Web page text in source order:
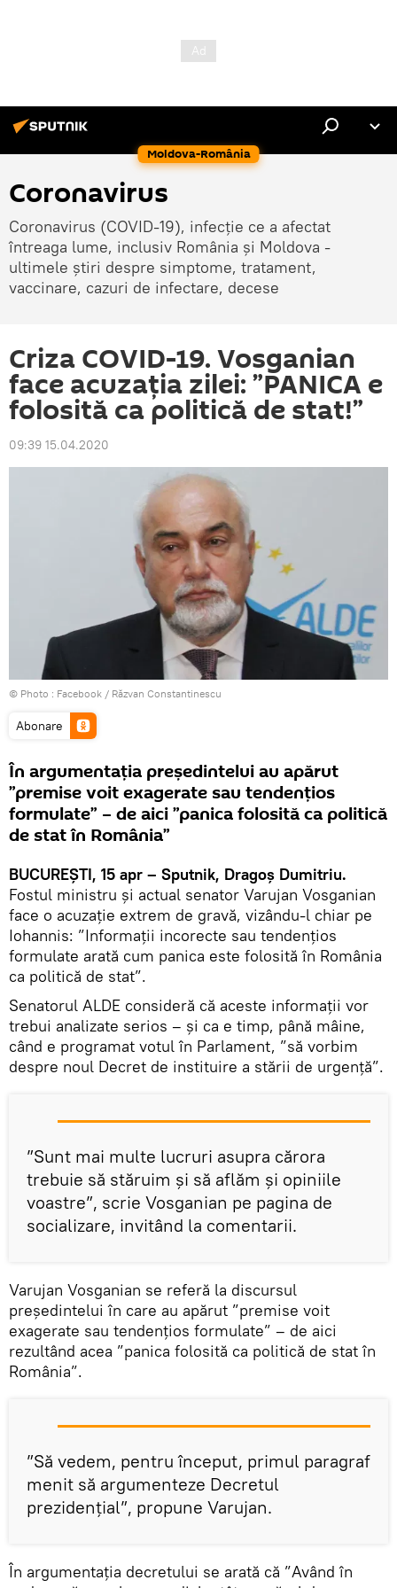
Moldova-România
Coronavirus
Coronavirus (COVID-19), infecție ce a afectat
întreaga lume, inclusiv România și Moldova -
ultimele știri despre simptome, tratament,
vaccinare, cazuri de infectare, decese
Criza COVID-19. Vosganian
face acuzația zilei: ”PANICA e
folosită ca politică de stat!”
09:39 15.04.2020
© Photo : Facebook / Răzvan Constantinescu
Abonare
În argumentația președintelui au apărut
”premise voit exagerate sau tendențios
formulate” – de aici ”panica folosită ca politică
de stat în România”
BUCUREȘTI, 15 apr – Sputnik, Dragoș Dumitriu.
Fostul ministru și actual senator Varujan Vosganian
face o acuzație extrem de gravă, vizându-l chiar pe
Iohannis: ”Informații incorecte sau tendențios
formulate arată cum panica este folosită în România
ca politică de stat”.
Senatorul ALDE consideră că aceste informații vor
trebui analizate serios – și ca e timp, până mâine,
când e programat votul în Parlament, ”să vorbim
despre noul Decret de instituire a stării de urgență”.
”Sunt mai multe lucruri asupra cărora
trebuie să stăruim și să aflăm și opiniile
voastre”, scrie Vosganian pe pagina de
socializare, invitând la comentarii.
Varujan Vosganian se referă la discursul
președintelui în care au apărut ”premise voit
exagerate sau tendențios formulate” – de aici
rezultând acea ”panica folosită ca politică de stat în
România”.
”Să vedem, pentru început, primul paragraf
menit să argumenteze Decretul
prezidențial”, propune Varujan.
În argumentația decretului se arată că ”Având în